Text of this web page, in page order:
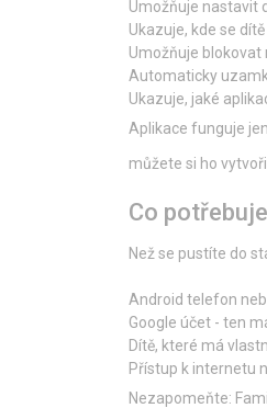
Umožňuje nastavit
Ukazuje, kde se
Umožňuje blokovat
Automaticky
Ukazuje, jaké
Aplikace funguje
můžete si ho
Co
Než se pustíte do
Android telefon
Google účet - ten
Dítě, které má
Přístup k internetu
Nezapomeňte: